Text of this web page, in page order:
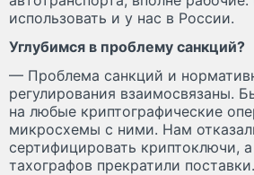
использовать и у нас в России.
Углубимся в проблему санкций?
— Проблема санкций и
регулирования взаимосвязаны.
на любые криптографические
микросхемы с ними. Нам
сертифицировать криптоключи,
тахографов прекратили поставки.